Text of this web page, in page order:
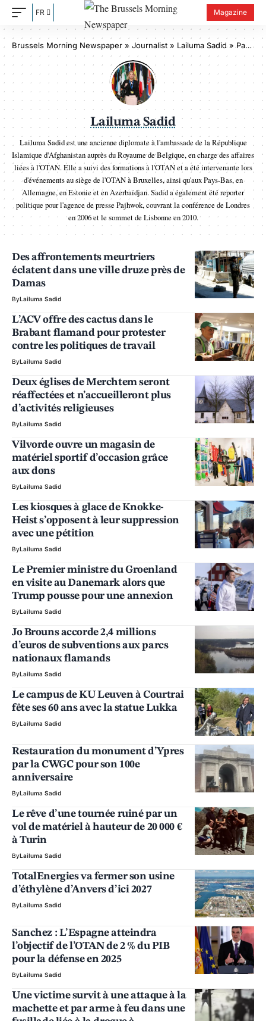
FR Magazine
Brussels Morning Newspaper » Journalist » Lailuma Sadid»Page 10
Lailuma Sadid
Lailuma Sadid est une ancienne diplomate à l'ambassade de la République
Islamique d'Afghanistan auprès du Royaume de Belgique, en charge des affaires
liées à l'OTAN. Elle a suivi des formations à l'OTAN et a été intervenante lors
d'événements au siège de l'OTAN à Bruxelles, ainsi qu'aux Pays-Bas, en
Allemagne, en Estonie et en Azerbaïdjan. Sadid a également été reporter
politique pour l'agence de presse Pajhwok, couvrant la conférence de Londres
en 2006 et le sommet de Lisbonne en 2010.
Des affrontements meurtriers
éclatent dans une ville druze près de
Damas
ByLailuma Sadid
L’ACV offre des cactus dans le
Brabant flamand pour protester
contre les politiques de travail
ByLailuma Sadid
Deux églises de Merchtem seront
réaffectées et n’accueilleront plus
d’activités religieuses
ByLailuma Sadid
Vilvorde ouvre un magasin de
matériel sportif d’occasion grâce
aux dons
ByLailuma Sadid
Les kiosques à glace de Knokke-
Heist s’opposent à leur suppression
avec une pétition
ByLailuma Sadid
Le Premier ministre du Groenland
en visite au Danemark alors que
Trump pousse pour une annexion
ByLailuma Sadid
Jo Brouns accorde 2,4 millions
d’euros de subventions aux parcs
nationaux flamands
ByLailuma Sadid
Le campus de KU Leuven à Courtrai
fête ses 60 ans avec la statue Lukka
ByLailuma Sadid
Restauration du monument d’Ypres
par la CWGC pour son 100e
anniversaire
ByLailuma Sadid
Le rêve d’une tournée ruiné par un
vol de matériel à hauteur de 20 000 €
à Turin
ByLailuma Sadid
TotalEnergies va fermer son usine
d’éthylène d’Anvers d’ici 2027
ByLailuma Sadid
Sanchez : L’Espagne atteindra
l’objectif de l’OTAN de 2 % du PIB
pour la défense en 2025
ByLailuma Sadid
Une victime survit à une attaque à la
machette et par arme à feu dans une